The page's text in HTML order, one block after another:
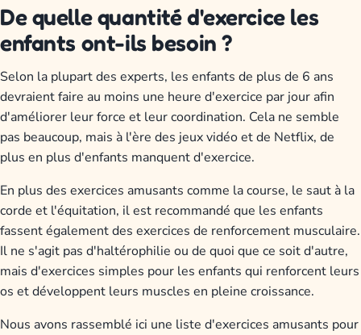
De quelle quantité d'exercice les
enfants ont-ils besoin ?
Selon la plupart des experts, les enfants de plus de 6 ans
devraient faire au moins une heure d'exercice par jour afin
d'améliorer leur force et leur coordination. Cela ne semble
pas beaucoup, mais à l'ère des jeux vidéo et de Netflix, de
plus en plus d'enfants manquent d'exercice.
En plus des exercices amusants comme la course, le saut à la
corde et l'équitation, il est recommandé que les enfants
fassent également des exercices de renforcement musculaire.
Il ne s'agit pas d'haltérophilie ou de quoi que ce soit d'autre,
mais d'exercices simples pour les enfants qui renforcent leurs
os et développent leurs muscles en pleine croissance.
Nous avons rassemblé ici une liste d'exercices amusants pour